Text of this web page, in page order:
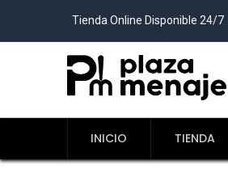
Tienda Online Disponible 24/7
INICIO TIENDA